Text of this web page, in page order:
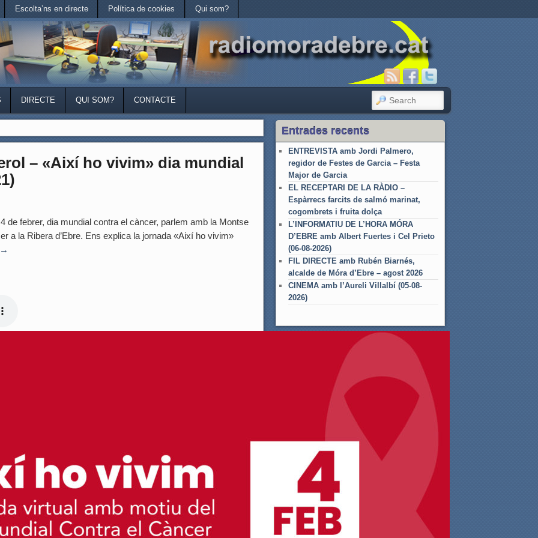
Escolta’ns en directe Política de cookies Qui som?
DIRECTE QUI SOM? CONTACTE SEARCH
– «Així ho vivim» dia mundial
de febrer, dia mundial contra el càncer, parlem amb la Montse
a la Ribera d’Ebre. Ens explica la jornada «Així ho vivim»
→
Entrades recents
ENTREVISTA amb Jordi Palmero,
regidor de Festes de Garcia – Festa
Major de Garcia
EL RECEPTARI DE LA RÀDIO –
Espàrrecs farcits de salmó marinat,
cogombrets i fruita dolça
L’INFORMATIU DE L’HORA MÓRA
D’EBRE amb Albert Fuertes i Cel Prieto
(06-08-2026)
FIL DIRECTE amb Rubén Biarnés,
alcalde de Móra d’Ebre – agost 2026
CINEMA amb l’Aureli Villalbí (05-08-
2026)